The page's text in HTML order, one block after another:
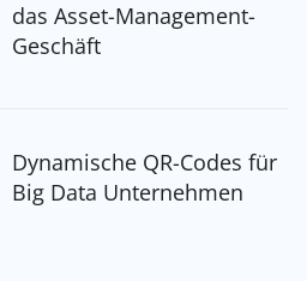
das Asset-Management-
Geschäft
Dynamische QR-Codes für
Big Data Unternehmen